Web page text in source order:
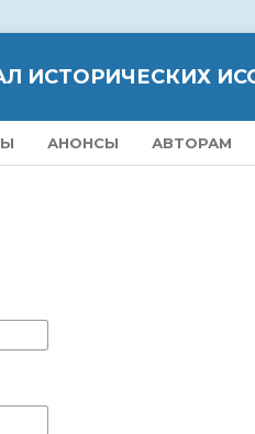
ИСТОРИЧЕСКИХ
АНОНСЫ АВТОРАМ